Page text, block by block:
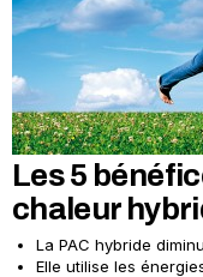
Les 5
chaleur
La PAC hybride
Elle utilise les